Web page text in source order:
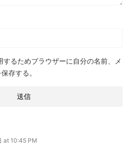
するためブラウザーに自分の名前、メ
存する。
at 10:45 PM